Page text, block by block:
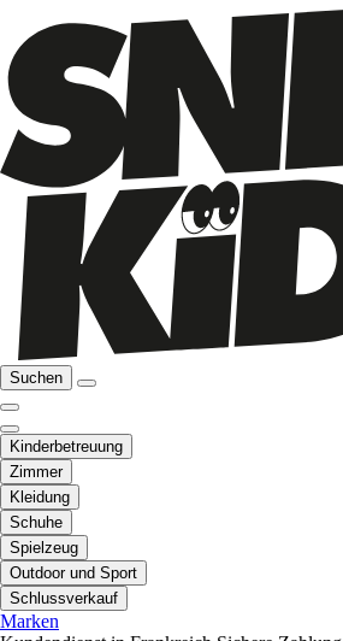
Suchen
Kinderbetreuung
Zimmer
Kleidung
Schuhe
Spielzeug
Outdoor und Sport
Schlussverkauf
Marken